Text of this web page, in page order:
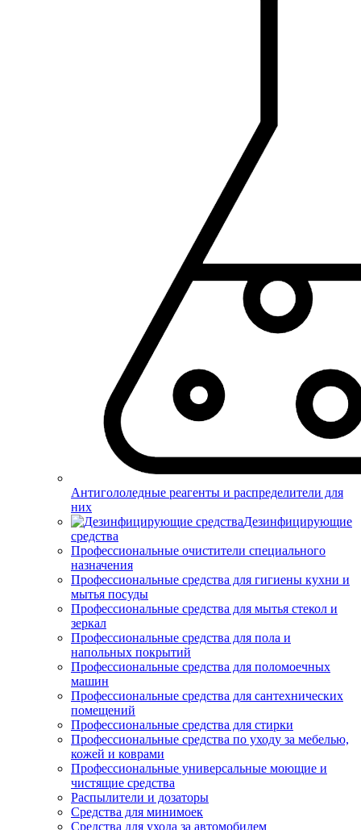
Антигололедные реагенты и распределители для
них
Дезинфицирующие
средства
Профессиональные очистители специального
назначения
Профессиональные средства для гигиены кухни и
мытья посуды
Профессиональные средства для мытья стекол и
зеркал
Профессиональные средства для пола и
напольных покрытий
Профессиональные средства для поломоечных
машин
Профессиональные средства для сантехнических
помещений
Профессиональные средства для стирки
Профессиональные средства по уходу за мебелью,
кожей и коврами
Профессиональные универсальные моющие и
чистящие средства
Распылители и дозаторы
Средства для минимоек
Средства для ухода за автомобилем